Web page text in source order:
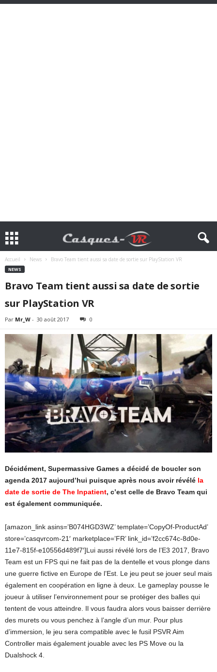
Accueil News Bravo Team tient aussi sa date de sortie sur PlayStation VR
NEWS
Bravo Team tient aussi sa date de sortie
sur PlayStation VR
Par Mr_W - 30 août 2017 0
Décidément, Supermassive Games a décidé de boucler son
agenda 2017 aujourd’hui puisque après nous avoir révélé la
date de sortie de The Inpatient, c’est celle de Bravo Team qui
est également communiquée.
[amazon_link asins=’B074HGD3WZ’ template=’CopyOf-ProductAd’
store=’casqvrcom-21′ marketplace=’FR’ link_id=’f2cc674c-8d0e-
11e7-815f-e10556d489f7′]Lui aussi révélé lors de l’E3 2017, Bravo
Team est un FPS qui ne fait pas de la dentelle et vous plonge dans
une guerre fictive en Europe de l’Est. Le jeu peut se jouer seul mais
également en coopération en ligne à deux. Le gameplay pousse le
joueur à utiliser l’environnement pour se protéger des balles qui
tentent de vous atteindre. Il vous faudra alors vous baisser derrière
des murets ou vous penchez à l’angle d’un mur. Pour plus
d’immersion, le jeu sera compatible avec le fusil PSVR Aim
Controller mais également jouable avec les PS Move ou la
Dualshock 4.